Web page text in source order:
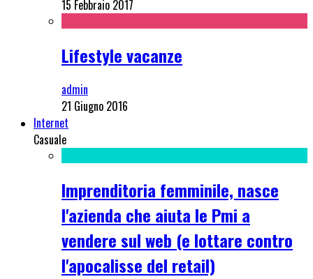
15 Febbraio 2017
Lifestyle vacanze
admin
21 Giugno 2016
Internet
Casuale
Imprenditoria femminile, nasce
l'azienda che aiuta le Pmi a
vendere sul web (e lottare contro
l'apocalisse del retail)